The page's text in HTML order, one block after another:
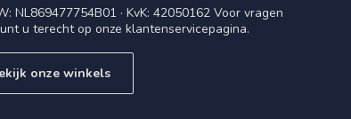
NL869477754B01 · KvK: 42050162 Voor vragen
u terecht op onze klantenservicepagina.
onze winkels